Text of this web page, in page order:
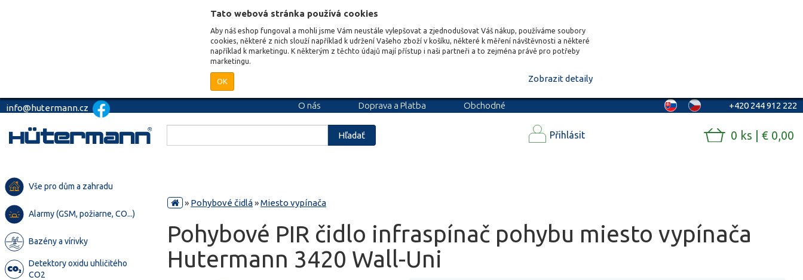
Tato webová stránka používá cookies
Aby náš eshop fungoval a mohli jsme Vám neustále vylepšovat a zjednodušovat Váš nákup, používáme soubory
cookies, některé z nich slouží například k udržení Vašeho zboží v košíku, některé k měření návštěvnosti a některé
například k marketingu. K některým z těchto údajů mají přístup i naši partneři a to zejména právě pro potřeby
marketingu.
OK Zobrazit detaily
info@hutermann.cz O nás Doprava a Platba
Obchodné
+420 244 912 222
Hľadať Přihlásit 0 ks | € 0,00
Vše pro dům a zahradu
Alarmy (GSM, požiarne, CO...)
Bazény a vírivky
Detektory oxidu uhličitého
CO2
» Pohybové čidlá»Miesto vypínača
Pohybové PIR čidlo infraspínač pohybu miesto vypínača
Hutermann 3420 Wall-Uni